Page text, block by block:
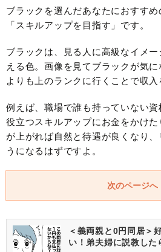
ブラックを選んだあなたにおすすめ
「スキルアップを目指す」です。
ブラックは、見る人に高級なイメ
える色。画像を見てブラックが気
よりも上のランクに行くことで収入
例えば、職場で誰も持っていない
役立つスキルアップにお金をかけ
が上がれば自然と待遇が良くなり
うになるはずですよ。
次のページへ
＜義両親と0円同居＞
い！弟夫婦に説教し